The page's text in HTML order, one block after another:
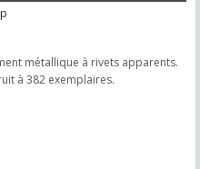
métallique à rivets apparents.
à 382 exemplaires.